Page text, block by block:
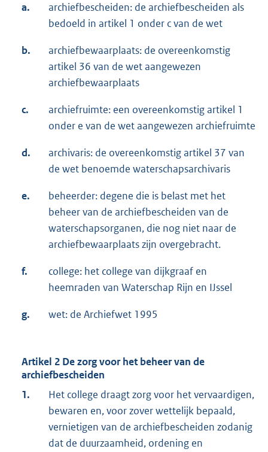
a.
archiefbescheiden: de archiefbescheiden als
bedoeld in artikel 1 onder c van de wet
b.
archiefbewaarplaats: de overeenkomstig
artikel 36 van de wet aangewezen
archiefbewaarplaats
c.
archiefruimte: een overeenkomstig artikel 1
onder e van de wet aangewezen archiefruimte
d.
archivaris: de overeenkomstig artikel 37 van
de wet benoemde waterschapsarchivaris
e.
beheerder: degene die is belast met het
beheer van de archiefbescheiden van de
waterschapsorganen, die nog niet naar de
archiefbewaarplaats zijn overgebracht.
f.
college: het college van dijkgraaf en
heemraden van Waterschap Rijn en IJssel
g. wet: de Archiefwet 1995
Artikel 2 De zorg voor het beheer van de
archiefbescheiden
1.
Het college draagt zorg voor het vervaardigen,
bewaren en, voor zover wettelijk bepaald,
vernietigen van de archiefbescheiden zodanig
dat de duurzaamheid, ordening en